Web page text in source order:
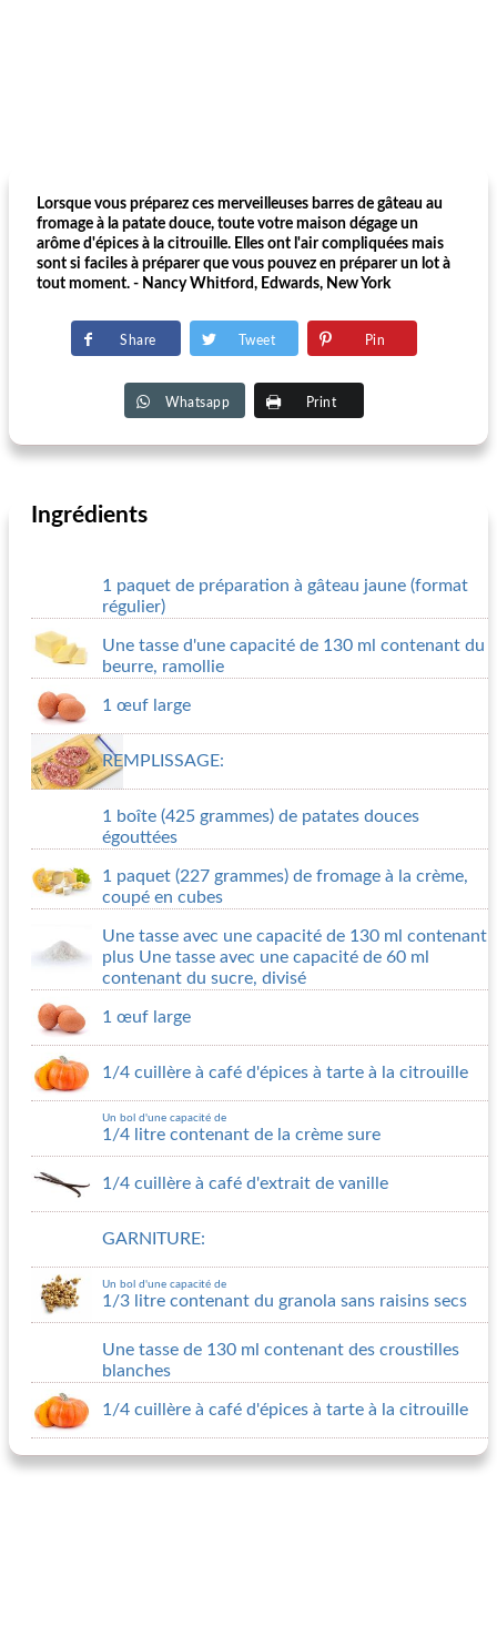
Lorsque vous préparez ces merveilleuses barres de gâteau au
fromage à la patate douce, toute votre maison dégage un
arôme d'épices à la citrouille. Elles ont l'air compliquées mais
sont si faciles à préparer que vous pouvez en préparer un lot à
tout moment. - Nancy Whitford, Edwards, New York
Share Tweet Pin
Whatsapp Print
Ingrédients
1 paquet de préparation à gâteau jaune (format
régulier)
Une tasse d'une capacité de 130 ml contenant du
beurre, ramollie
1 œuf large
REMPLISSAGE:
1 boîte (425 grammes) de patates douces
égouttées
1 paquet (227 grammes) de fromage à la crème,
coupé en cubes
Une tasse avec une capacité de 130 ml contenant
plus Une tasse avec une capacité de 60 ml
contenant du sucre, divisé
1 œuf large
1/4 cuillère à café d'épices à tarte à la citrouille
Un bol d'une capacité de
1/4 litre contenant de la crème sure
1/4 cuillère à café d'extrait de vanille
GARNITURE:
Un bol d'une capacité de
1/3 litre contenant du granola sans raisins secs
Une tasse de 130 ml contenant des croustilles
blanches
1/4 cuillère à café d'épices à tarte à la citrouille